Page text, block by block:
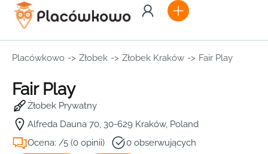
Placówkowo -> Żłobek -> Żłobek Kraków -> Fair Play
Fair Play
Żłobek Prywatny
Alfreda Dauna 70, 30-629 Kraków, Poland
Ocena: /5 (0 opinii)
0 obserwujących